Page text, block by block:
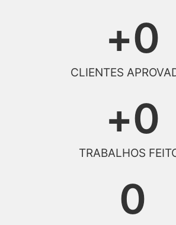
CLIENTES
+0
TRABALHOS
+0
0